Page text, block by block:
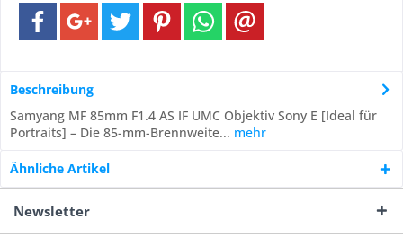
Beschreibung
Samyang MF 85mm F1.4 AS IF UMC Objektiv Sony E [Ideal für
Portraits] – Die 85-mm-Brennweite... mehr
Ähnliche Artikel
Newsletter